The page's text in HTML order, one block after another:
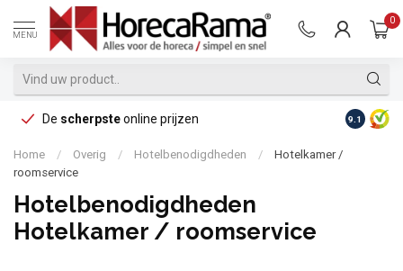
MENU
0
De scherpsteonline prijzen Op
9.1
Home / Overig / Hotelbenodigdheden /
Hotelkamer /
roomservice
Hotelbenodigdheden
Hotelkamer / roomservice